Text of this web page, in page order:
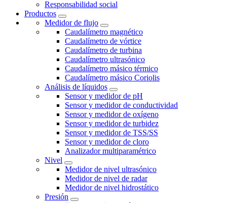
Responsabilidad social
Productos
Medidor de flujo
Caudalímetro magnético
Caudalímetro de vórtice
Caudalímetro de turbina
Caudalímetro ultrasónico
Caudalímetro másico térmico
Caudalímetro másico Coriolis
Análisis de líquidos
Sensor y medidor de pH
Sensor y medidor de conductividad
Sensor y medidor de oxígeno
Sensor y medidor de turbidez
Sensor y medidor de TSS/SS
Sensor y medidor de cloro
Analizador multiparamétrico
Nivel
Medidor de nivel ultrasónico
Medidor de nivel de radar
Medidor de nivel hidrostático
Presión